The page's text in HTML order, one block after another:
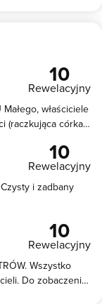
10
Rewelacyjny
właściciele
(raczkująca córka
sztućce, garnki,
leżaki,
obiadowe.
przekonana, że
dziękujemy za
10
Rewelacyjny
i zadbany
10
Rewelacyjny
Wszystko
Do zobaczenia